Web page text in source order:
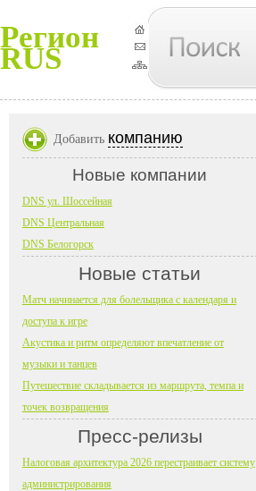
Регион
RUS
Добавить компанию
Новые компании
DNS ул. Шоссейная
DNS Центральная
DNS Белогорск
Новые статьи
Матч начинается для болельщика с календаря и
доступа к игре
Акустика и ритм определяют впечатление от
музыки и танцев
Путешествие складывается из маршрута, темпа и
точек возвращения
Пресс-релизы
Налоговая архитектура 2026 перестраивает систему
администрирования